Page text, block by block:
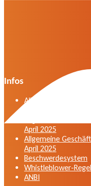
Infos
Allgemeine
April 2025
Allgemeine
April 2025
Beschwerdesystem
Whistleblower-
ANBI